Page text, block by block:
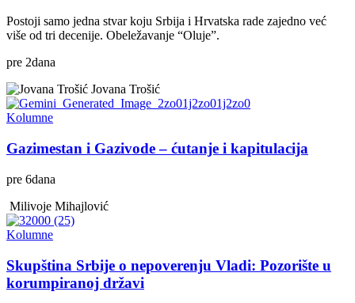
Postoji samo jedna stvar koju Srbija i Hrvatska rade zajedno već
više od tri decenije. Obeležavanje “Oluje”.
pre 2dana
Jovana Trošić
Kolumne
Gazimestan i Gazivode – ćutanje i kapitulacija
pre 6dana
Milivoje Mihajlović
Kolumne
Skupština Srbije o nepoverenju Vladi: Pozorište u
korumpiranoj državi